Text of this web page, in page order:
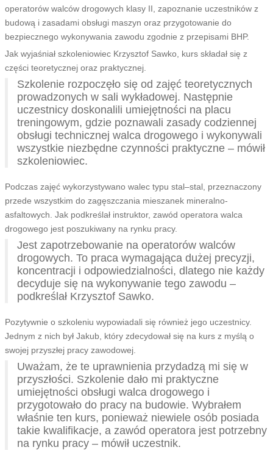
operatorów walców drogowych klasy II, zapoznanie uczestników z
budową i zasadami obsługi maszyn oraz przygotowanie do
bezpiecznego wykonywania zawodu zgodnie z przepisami BHP.
Jak wyjaśniał szkoleniowiec Krzysztof Sawko, kurs składał się z
części teoretycznej oraz praktycznej.
Szkolenie rozpoczęło się od zajęć teoretycznych
prowadzonych w sali wykładowej. Następnie
uczestnicy doskonalili umiejętności na placu
treningowym, gdzie poznawali zasady codziennej
obsługi technicznej walca drogowego i wykonywali
wszystkie niezbędne czynności praktyczne – mówił
szkoleniowiec.
Podczas zajęć wykorzystywano walec typu stal–stal, przeznaczony
przede wszystkim do zagęszczania mieszanek mineralno-
asfaltowych. Jak podkreślał instruktor, zawód operatora walca
drogowego jest poszukiwany na rynku pracy.
Jest zapotrzebowanie na operatorów walców
drogowych. To praca wymagająca dużej precyzji,
koncentracji i odpowiedzialności, dlatego nie każdy
decyduje się na wykonywanie tego zawodu –
podkreślał Krzysztof Sawko.
Pozytywnie o szkoleniu wypowiadali się również jego uczestnicy.
Jednym z nich był Jakub, który zdecydował się na kurs z myślą o
swojej przyszłej pracy zawodowej.
Uważam, że te uprawnienia przydadzą mi się w
przyszłości. Szkolenie dało mi praktyczne
umiejętności obsługi walca drogowego i
przygotowało do pracy na budowie. Wybrałem
właśnie ten kurs, ponieważ niewiele osób posiada
takie kwalifikacje, a zawód operatora jest potrzebny
na rynku pracy – mówił uczestnik.